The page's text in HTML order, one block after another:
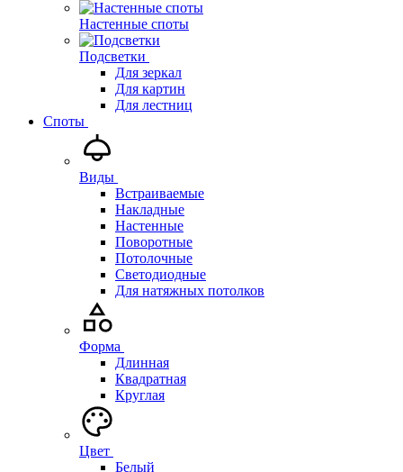
Настенные споты
Подсветки
Для зеркал
Для картин
Для лестниц
Споты
Виды
Встраиваемые
Накладные
Настенные
Поворотные
Потолочные
Светодиодные
Для натяжных потолков
Форма
Длинная
Квадратная
Круглая
Цвет
Белый